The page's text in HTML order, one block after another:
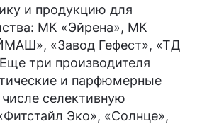
и продукцию для
МК «Эйрена», МК
«Завод Гефест», «ТД
три производителя
и парфюмерные
селективную
Эко», «Солнце»,